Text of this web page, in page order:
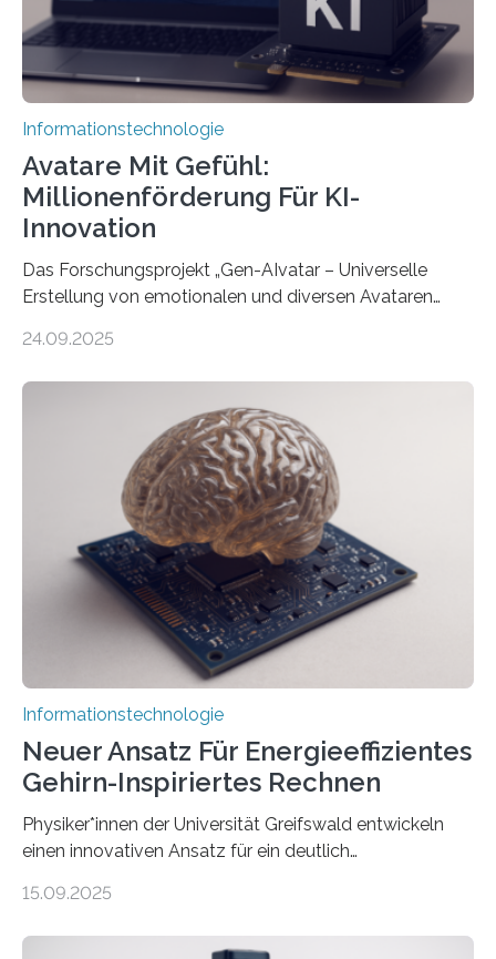
Informationstechnologie
Avatare Mit Gefühl:
Millionenförderung Für KI-
Innovation
Das Forschungsprojekt „Gen-AIvatar – Universelle
Erstellung von emotionalen und diversen Avataren
Förderung in Höhe von rund 2 Millionen Euro. Dabei
der Universität Bonn und der TH Köln gemeinsam mit
der MindPort GmbH eine neuartige, KI-gestützte
Lösung zur Erzeugung von Emotionen für realistische
Avatare. Gen-AIvatar entwickelt innovative und
kosteneffiziente Methoden, um lebensechte Avatare zu
erstellen. „Besonders wichtig ist uns eine ganzheitliche
Animation, bei der Stimme, Körperbewegung, Gestik
und Mimik im Einklang sind…
24.09.2025
Informationstechnologie
Neuer Ansatz Für Energieeffizientes
Gehirn-Inspiriertes Rechnen
Physiker*innen der Universität Greifswald entwickeln
einen innovativen Ansatz für ein deutlich
Lösungsweg ist inspiriert vom menschlichen Gehirn. Die
15.09.2025